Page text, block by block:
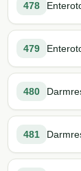
478
479
480
481